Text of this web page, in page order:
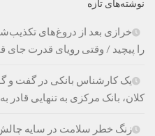
نوشته‌های تازه
خرازی بعد از دروغ‌های
را پیچید / وقتی رویای قدرت جای
یک کارشناس بانکی در گفت و
کلان، بانک مرکزی به تنهایی قادر
زنگ خطر سلامت در سایه